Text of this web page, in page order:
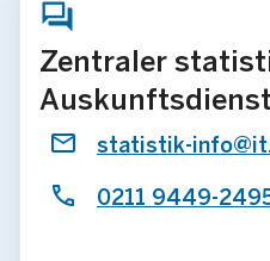
Zentraler
Auskunftsdienst
statistik-
0211 9449-